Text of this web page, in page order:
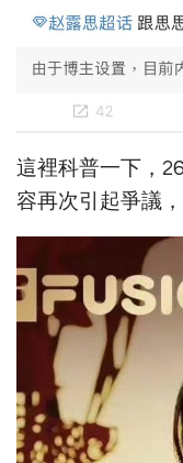
這裡科普一下，
容再次引起爭議